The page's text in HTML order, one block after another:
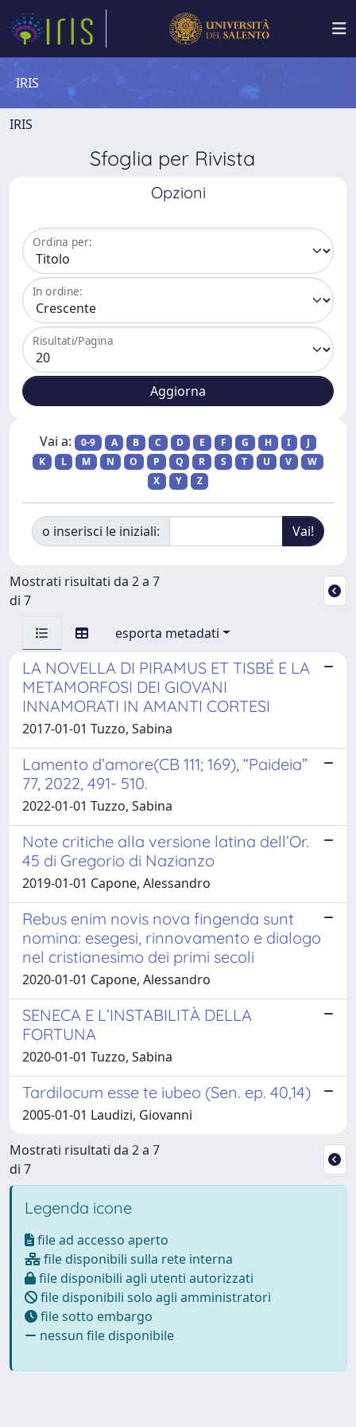
IRIS
IRIS
Sfoglia per Rivista
Opzioni
Ordina per:
In ordine:
Risultati/Pagina
Vai a: 0-9 A B C D E F G H I
J
K
L M N O P Q R S T U V
W
X
Y Z
o inserisci le iniziali:
Mostrati risultati da 2 a 7
di 7
esporta metadati
LA NOVELLA DI PIRAMUS ET TISBÉ E LA
METAMORFOSI DEI GIOVANI
INNAMORATI IN AMANTI CORTESI
2017-01-01 Tuzzo, Sabina
Lamento d’amore(CB 111; 169), “Paideia”
77, 2022, 491- 510.
2022-01-01 Tuzzo, Sabina
Note critiche alla versione latina dell’Or.
45 di Gregorio di Nazianzo
2019-01-01 Capone, Alessandro
Rebus enim novis nova fingenda sunt
nomina: esegesi, rinnovamento e dialogo
nel cristianesimo dei primi secoli
2020-01-01 Capone, Alessandro
SENECA E L’INSTABILITÀ DELLA
FORTUNA
2020-01-01 Tuzzo, Sabina
Tardilocum esse te iubeo (Sen. ep. 40,14)
2005-01-01 Laudizi, Giovanni
Mostrati risultati da 2 a 7
di 7
Legenda icone
file ad accesso aperto
file disponibili sulla rete interna
file disponibili agli utenti autorizzati
file disponibili solo agli amministratori
file sotto embargo
nessun file disponibile